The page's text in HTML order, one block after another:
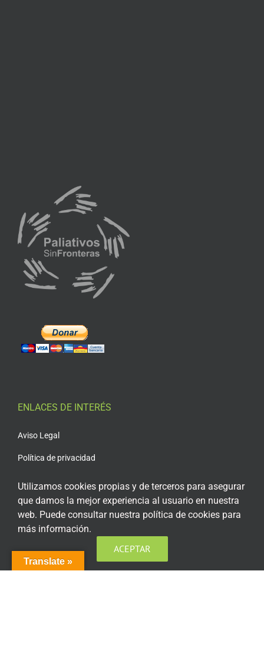
ENLACES DE INTERÉS
Aviso Legal
Política de privacidad
Política de cookies
Condiciones generales de contratación
Acceso plataforma de teleformación
Translate »
Utilizamos cookies propias y de terceros para asegurar
que damos la mejor experiencia al usuario en nuestra
web. Puede consultar nuestra política de cookies para
más información.
ACEPTAR